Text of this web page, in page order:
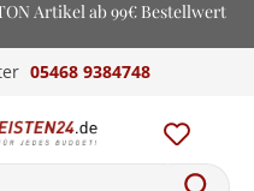
Artikel ab 99€ Bestellwert
05468 9384748